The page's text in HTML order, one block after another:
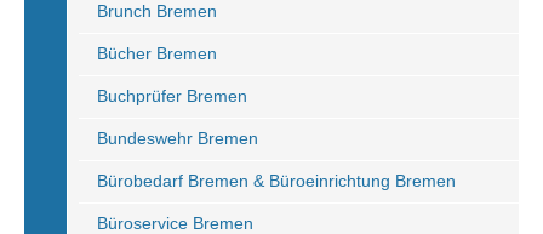
Brunch Bremen
Bücher Bremen
Buchprüfer Bremen
Bundeswehr Bremen
Bürobedarf Bremen & Büroeinrichtung Bremen
Büroservice Bremen